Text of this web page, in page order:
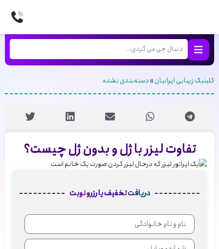
کلینیک زیبایی ایرانیان»دسته‌بندی نشده
تفاوت لیزر با ژل و بدون ژل چیست؟
دریافت تخفیف یا رزرو نوبت